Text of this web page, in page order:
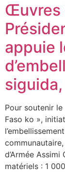
Œuvres
appuie
siguida,
Pour soutenir le
Faso ko »,
d’Armée
matériels : 1